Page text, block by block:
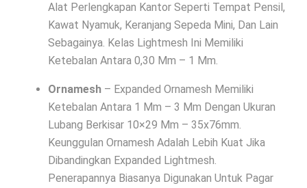
Alat Perlengkapan Kantor Seperti Tempat Pensil,
Kawat Nyamuk, Keranjang Sepeda Mini, Dan Lain
Sebagainya. Kelas Lightmesh Ini Memiliki
Ketebalan Antara 0,30 Mm – 1 Mm.
Ornamesh – Expanded Ornamesh Memiliki
Ketebalan Antara 1 Mm – 3 Mm Dengan Ukuran
Lubang Berkisar 10×29 Mm – 35x76mm.
Keunggulan Ornamesh Adalah Lebih Kuat Jika
Dibandingkan Expanded Lightmesh.
Penerapannya Biasanya Digunakan Untuk Pagar